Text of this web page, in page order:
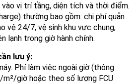
vị trí tầng, diện tích và thời điểm.
thường bao gồm: chi phí quản
vệ 24/7, vệ sinh khu vực chung,
lạnh trong giờ hành chính.
lưu ý:
Phí làm việc ngoài giờ (thông
giờ hoặc theo số lượng FCU